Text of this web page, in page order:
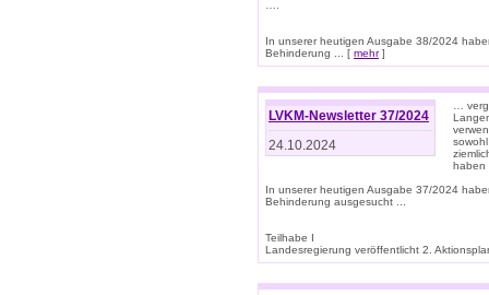
In unserer heutigen Ausgabe 38/2024
Behinderung ... [ mehr]
LVKM-Newsletter 37/2024
24.10.2024
…
In unserer heutigen Ausgabe 37/2024
Behinderung ausgesucht ...
Teilhabe I
Landesregierung veröffentlicht 2.